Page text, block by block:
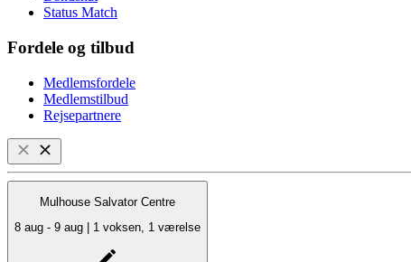
Status Match
Fordele og tilbud
Medlemsfordele
Medlemstilbud
Rejsepartnere
Mulhouse Salvator Centre
8 aug - 9 aug | 1 voksen, 1 værelse